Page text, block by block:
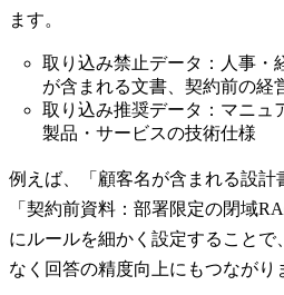
ます。
取り込み禁止データ：人事・
が含まれる文書、契約前の経
取り込み推奨データ：マニュ
製品・サービスの技術仕様
例えば、「顧客名が含まれる設計
「契約前資料：部署限定の閉域
にルールを細かく設定すること
なく回答の精度向上にもつながり